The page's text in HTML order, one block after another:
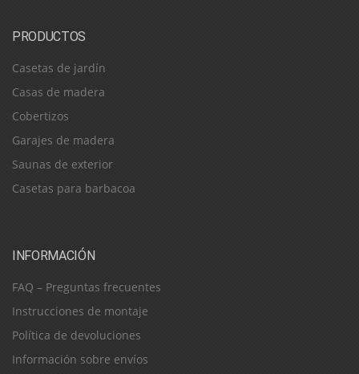
PRODUCTOS
Casetas de jardín
Casas de madera
Cobertizos
Garajes de madera
Saunas de exterior
Casetas para barbacoa
INFORMACIÓN
FAQ – Preguntas frecuentes
Instrucciones de montaje
Política de devoluciones
Información sobre envíos